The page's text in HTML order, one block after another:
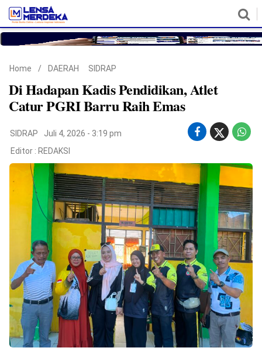
©
Copyright
2026
Lensa
Merdeka
Home / DAERAH SIDRAP
Di Hadapan Kadis Pendidikan, Atlet
Catur PGRI Barru Raih Emas
SIDRAP
Juli 4, 2026 - 3:19 pm
Editor : REDAKSI